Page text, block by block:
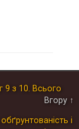
9 з 10. Всього
Вгору ↑
і